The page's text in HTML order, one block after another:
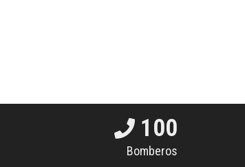
100
Bomberos